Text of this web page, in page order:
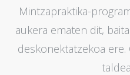
Mintzapraktika-
aukera ematen dit,
deskonektatzekoa